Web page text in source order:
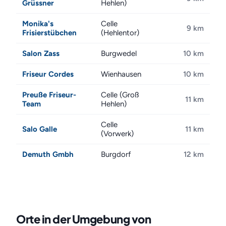
Grüssner Hehlen)
Monika's
Frisierstübchen
Celle
(Hehlentor)
9 km
Salon Zass Burgwedel 10 km
Friseur Cordes Wienhausen 10 km
Preuße Friseur-
Team
Celle (Groß
Hehlen)
11 km
Salo Galle
Celle
(Vorwerk)
11 km
Demuth Gmbh Burgdorf 12 km
Orte in der Umgebung von